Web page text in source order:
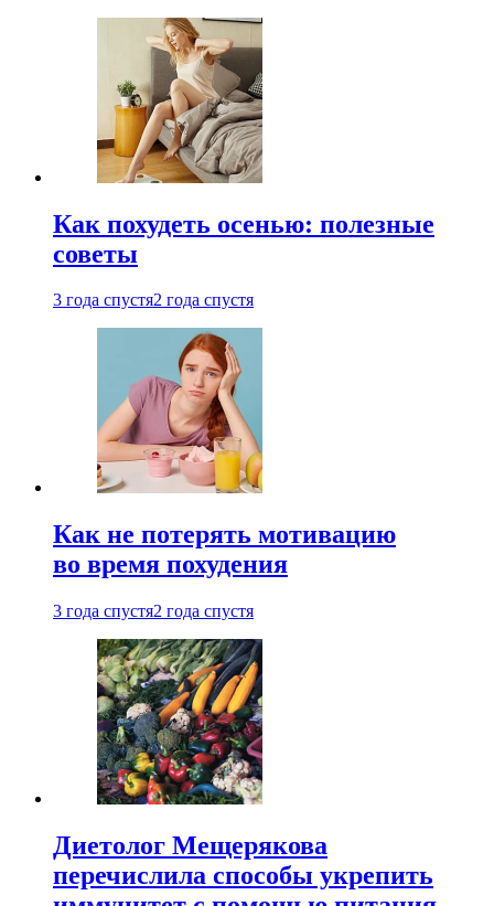
Как похудеть осенью: полезные
советы
3 года спустя2 года спустя
Как не потерять мотивацию
во время похудения
3 года спустя2 года спустя
Диетолог Мещерякова
перечислила способы укрепить